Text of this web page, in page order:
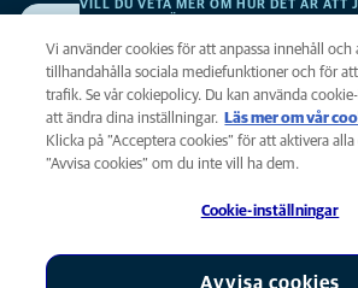
VILL DU VETA MER OM HUR DET ÄR ATT
Integritet
Legalt
AniCura är ett dotterbolag till Mars, Inc ©
Vi använder cookies för att anpassa innehåll och
tillhandahålla sociala mediefunktioner och för att
trafik. Se vår cokiepolicy. Du kan använda
att ändra dina inställningar.
Läs mer om vår
Klicka på ”Acceptera cookies” för att aktivera
”Avvisa cookies” om du inte vill ha dem.
Cookie-inställningar
Avvisa cookies